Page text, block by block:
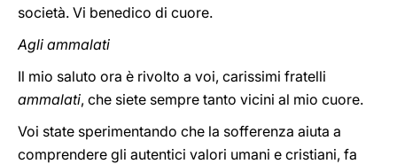
società. Vi benedico di cuore.
Agli ammalati
Il mio saluto ora è rivolto a voi, carissimi fratelli
ammalati, che siete sempre tanto vicini al mio cuore.
Voi state sperimentando che la sofferenza aiuta a
comprendere gli autentici valori umani e cristiani, fa